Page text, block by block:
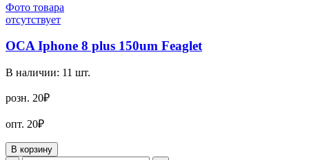
Фото товара
отсутствует
OCA Iphone 8 plus 150um Feaglet
В наличии: 11 шт.
розн. 20₽
опт. 20₽
В корзину